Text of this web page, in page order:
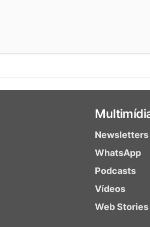
Newsletters
WhatsApp
Podcasts
Vídeos
Web Stories